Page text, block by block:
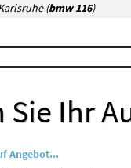
(bmw 116)
Ihr
Angebot...